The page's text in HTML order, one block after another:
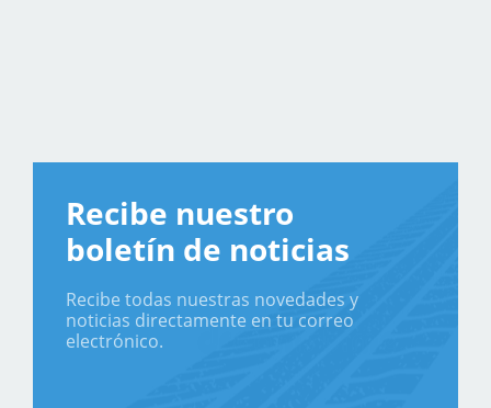
Recibe nuestro
boletín de noticias
Recibe todas nuestras novedades y
noticias directamente en tu correo
electrónico.